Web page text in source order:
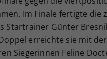
Im Finale fertigte die
Startrainer Günter
erreichte sie mit
Siegerinnen Feline